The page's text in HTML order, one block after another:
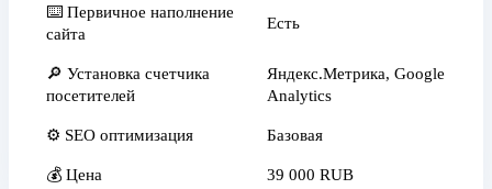
⌨️ Первичное наполнение
сайта
Есть
🔎 Установка счетчика
посетителей
Яндекс.Метрика, Google
Analytics
⚙️ SEO оптимизация Базовая
💰 Цена 39 000 RUB